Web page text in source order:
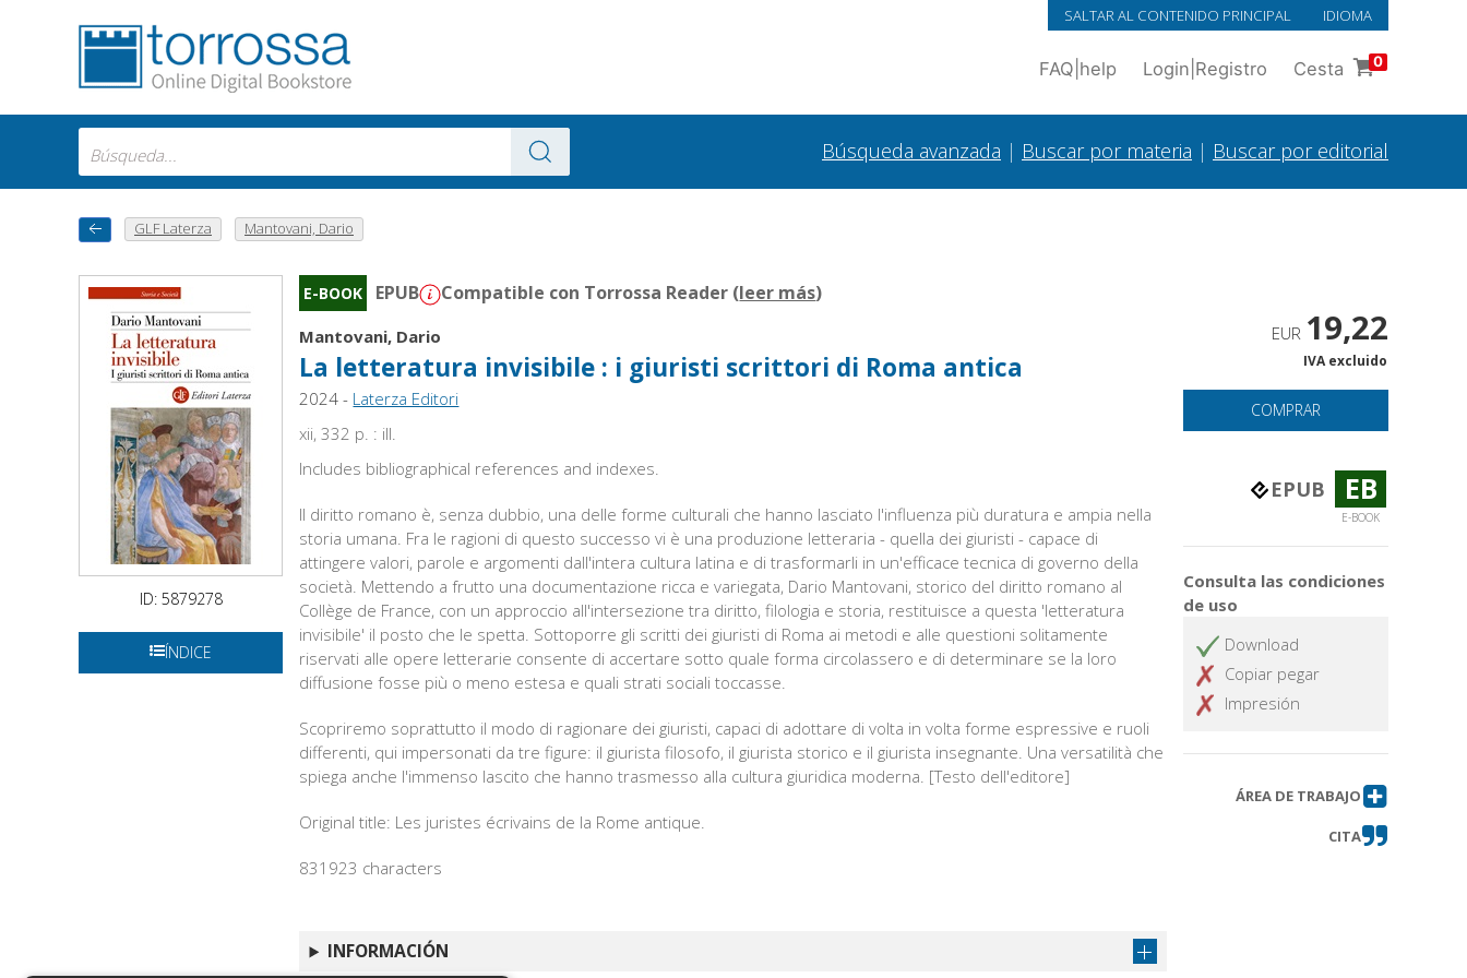
SALTAR AL CONTENIDO PRINCIPAL IDIOMA
FAQ help Login Registro Cesta 0
Búsqueda avanzada | Buscar por materia | Buscar por editorial
GLF Laterza Mantovani, Dario
ID: 5879278
ÍNDICE
E-BOOK EPUB Compatible con Torrossa Reader (leer más)
Mantovani, Dario
La letteratura invisibile : i giuristi scrittori di Roma antica
2024 - Laterza Editori
xii, 332 p. : ill.
Includes bibliographical references and indexes.
Il diritto romano è, senza dubbio, una delle forme culturali che hanno lasciato l'influenza più duratura e ampia nella
storia umana. Fra le ragioni di questo successo vi è una produzione letteraria - quella dei giuristi - capace di
attingere valori, parole e argomenti dall'intera cultura latina e di trasformarli in un'efficace tecnica di governo della
società. Mettendo a frutto una documentazione ricca e variegata, Dario Mantovani, storico del diritto romano al
Collège de France, con un approccio all'intersezione tra diritto, filologia e storia, restituisce a questa 'letteratura
invisibile' il posto che le spetta. Sottoporre gli scritti dei giuristi di Roma ai metodi e alle questioni solitamente
riservati alle opere letterarie consente di accertare sotto quale forma circolassero e di determinare se la loro
diffusione fosse più o meno estesa e quali strati sociali toccasse.
Scopriremo soprattutto il modo di ragionare dei giuristi, capaci di adottare di volta in volta forme espressive e ruoli
differenti, qui impersonati da tre figure: il giurista filosofo, il giurista storico e il giurista insegnante. Una versatilità che
spiega anche l'immenso lascito che hanno trasmesso alla cultura giuridica moderna. [Testo dell'editore]
Original title: Les juristes écrivains de la Rome antique.
831923 characters
INFORMACIÓN
EUR 19,22
IVA excluido
COMPRAR
EPUB EB
E-BOOK
Consulta las condiciones
de uso
Download
Copiar pegar
Impresión
ÁREA DE TRABAJO
CITA